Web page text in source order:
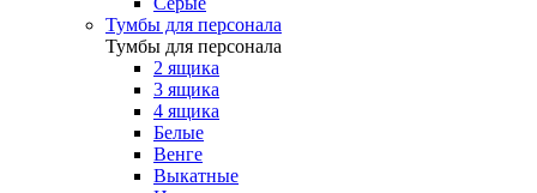
Тумбы для персонала
Тумбы для персонала
2 ящика
3 ящика
4 ящика
Белые
Венге
Выкатные